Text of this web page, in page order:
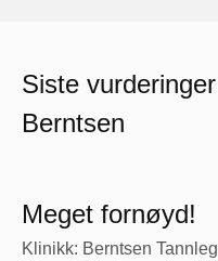
Siste
Berntsen
Meget fornøyd!
Klinikk: Berntsen